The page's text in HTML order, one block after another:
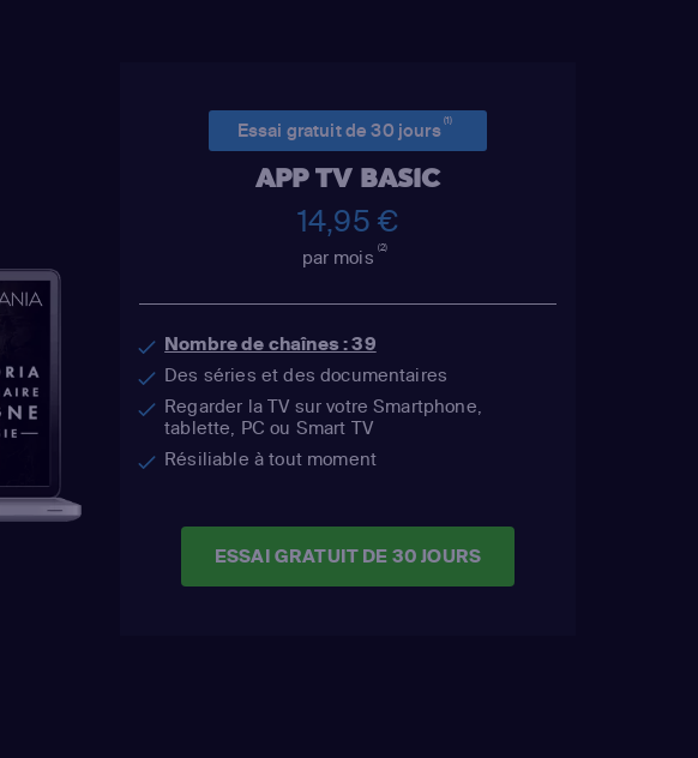
Essai gratuit de 30 jours(1)
APP TV BASIC
14,95 €
par mois(2)
Nombre de chaînes : 39
Des séries et des documentaires
Regarder la TV sur votre Smartphone,
tablette, PC ou Smart TV
Résiliable à tout moment
ESSAI GRATUIT DE 30 JOURS